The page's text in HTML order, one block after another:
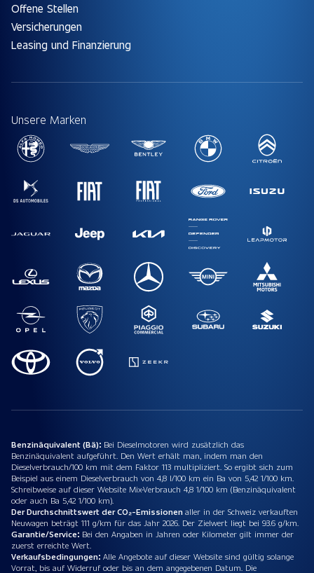
Offene Stellen
Versicherungen
Leasing und Finanzierung
Unsere Marken
Benzinäquivalent (Bä): Bei Dieselmotoren wird zusätzlich das
Benzinäquivalent aufgeführt. Den Wert erhält man, indem man den
Dieselverbrauch/100 km mit dem Faktor 113 multipliziert. So ergibt sich zum
Beispiel aus einem Dieselverbrauch von 4,8 l/100 km ein Ba von 5,42 1/100 km.
Schreibweise auf dieser Website Mix-Verbrauch 4,8 1/100 km (Benzinäquivalent
oder auch Ba 5,42 1/100 km).
Der Durchschnittswert der CO₂-Emissionenaller in der Schweiz verkauften
Neuwagen beträgt 111 g/km für das Jahr 2026. Der Zielwert liegt bei 93.6 g/km.
Garantie/Service: Bei den Angaben in Jahren oder Kilometer gilt immer der
zuerst erreichte Wert.
Verkaufsbedingungen: Alle Angebote auf dieser Website sind gültig solange
Vorrat, bis auf Widerruf oder bis an dem angegebenen Datum. Die